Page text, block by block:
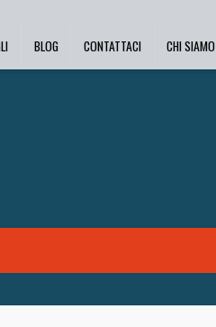
BLOG CONTATTACI CHI SIAMO